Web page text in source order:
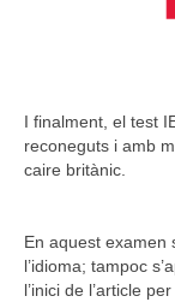
I finalment, el test
reconeguts i amb
caire britànic.
En aquest examen
l’idioma; tampoc
l’inici de l’article